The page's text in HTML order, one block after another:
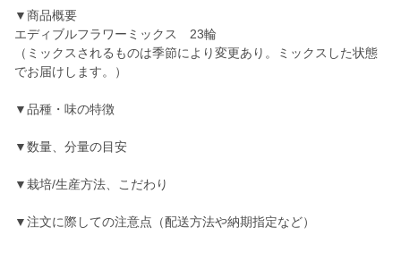
▼商品概要
エディブルフラワーミックス 23輪
（ミックスされるものは季節により変更あり。ミックスした状態
でお届けします。）
▼品種・味の特徴
▼数量、分量の目安
▼栽培/生産方法、こだわり
▼注文に際しての注意点（配送方法や納期指定など）